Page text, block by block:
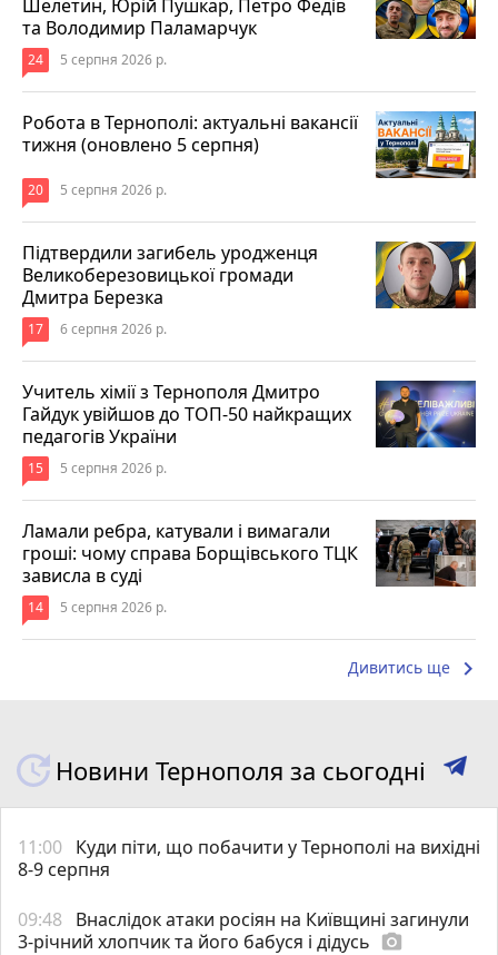
Шелетин, Юрій Пушкар, Петро Федів
та Володимир Паламарчук
24 5 серпня 2026 р.
Робота в Тернополі: актуальні вакансії
тижня (оновлено 5 серпня)
20 5 серпня 2026 р.
Підтвердили загибель уродженця
Великоберезовицької громади
Дмитра Березка
17 6 серпня 2026 р.
Учитель хімії з Тернополя Дмитро
Гайдук увійшов до ТОП-50 найкращих
педагогів України
15 5 серпня 2026 р.
Ламали ребра, катували і вимагали
гроші: чому справа Борщівського ТЦК
зависла в суді
14 5 серпня 2026 р.
Дивитись ще keyboard_arrow_right
Новини Тернополя за сьогодні
11:00 Куди піти, що побачити у Тернополі на вихідні
8-9 серпня
09:48
Внаслідок атаки росіян на Київщині загинули
3-річний хлопчик та його бабуся і дідусь photo_camera